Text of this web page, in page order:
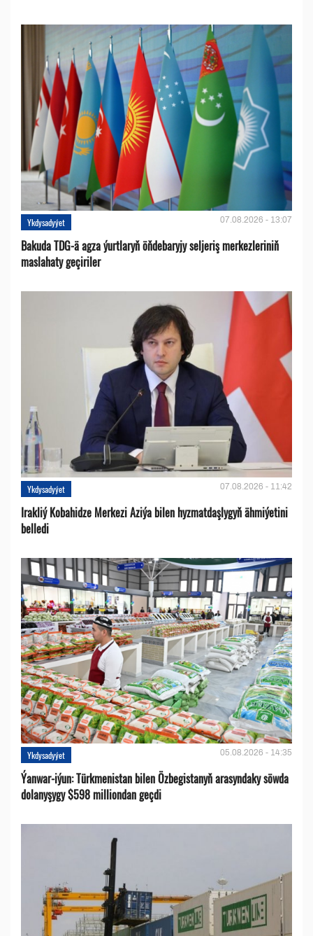
Ykdysadyýet 07.08.2026 - 13:07
Bakuda TDG-ä agza ýurtlaryň öňdebaryjy seljeriş merkezleriniň
maslahaty geçiriler
Ykdysadyýet 07.08.2026 - 11:42
Irakliý Kobahidze Merkezi Aziýa bilen hyzmatdaşlygyň ähmiýetini
belledi
Ykdysadyýet 05.08.2026 - 14:35
Ýanwar-iýun: Türkmenistan bilen Özbegistanyň arasyndaky söwda
dolanyşygy $598 milliondan geçdi